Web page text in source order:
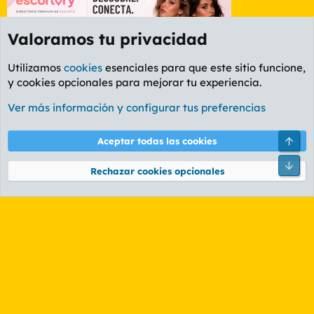
Foro General
Cookies
PL OLDSTYLE AMARILLO
Términos y reglas Política de privacidad Ayuda
Community platform by XenForo® © 2010-2026 XenForo Ltd.
Valoramos tu privacidad
Utilizamos cookies esenciales para que este sitio funcione,
y cookies opcionales para mejorar tu experiencia.
Ver más información y configurar tus preferencias
Aceptar todas las cookies
Rechazar cookies opcionales
Pie